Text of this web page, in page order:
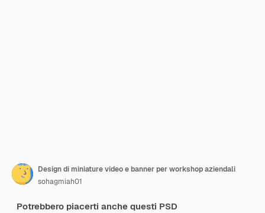
Design di miniature video e banner per workshop aziendali
sohagmiah01
Potrebbero piacerti anche questi PSD